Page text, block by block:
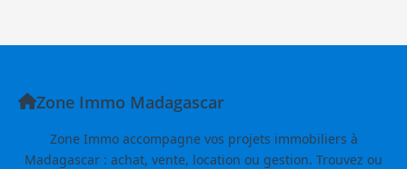
Zone Immo Madagascar
Zone Immo accompagne vos projets immobiliers à
Madagascar : achat, vente, location ou gestion. Trouvez ou